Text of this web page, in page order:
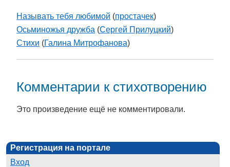
Называть тебя любимой (простачек)
Осьминожья дружба (Сергей Прилуцкий)
Стихи (Галина Митрофанова)
Комментарии к стихотворению
Это произведение ещё не комментировали.
Регистрация на портале
Вход